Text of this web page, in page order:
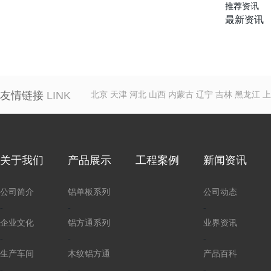
推荐资讯
最新资讯
友情链接 LINK 北京 天津 河北 山西 内蒙古 辽宁 吉林 黑龙江
关于我们
公司简介
-
企业文化
-
生产车间
产品展示
铝单板系列
-
铝方通系列
-
木纹铝方通
工程案例 新闻资讯
公司动态
-
业界资讯
-
产品百科